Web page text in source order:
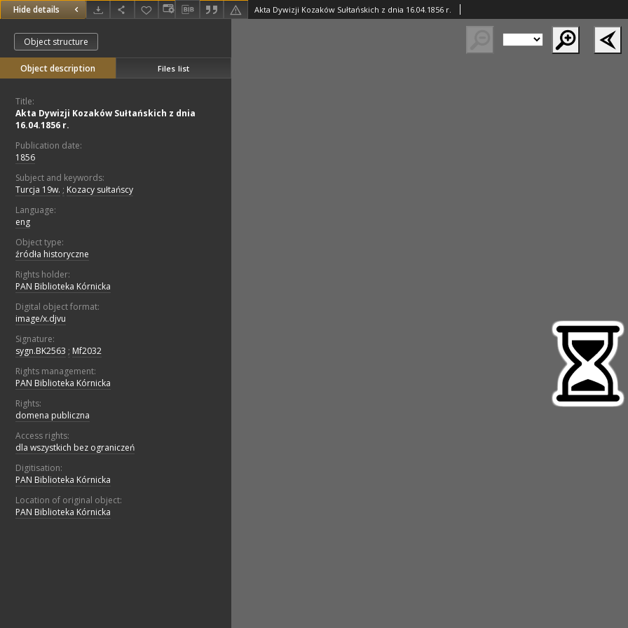
Hide details Akta Dywizji Kozaków Sułtańskich z dnia 16.04.1856 r.
Object structure
Object description Files list
Title:
Akta Dywizji Kozaków Sułtańskich z dnia
16.04.1856 r.
Publication date:
1856
Subject and keywords:
Turcja 19w. ; Kozacy sułtańscy
Language:
eng
Object type:
źródła historyczne
Rights holder:
PAN Biblioteka Kórnicka
Digital object format:
image/x.djvu
Signature:
sygn.BK2563 ; Mf2032
Rights management:
PAN Biblioteka Kórnicka
Rights:
domena publiczna
Access rights:
dla wszystkich bez ograniczeń
Digitisation:
PAN Biblioteka Kórnicka
Location of original object:
PAN Biblioteka Kórnicka